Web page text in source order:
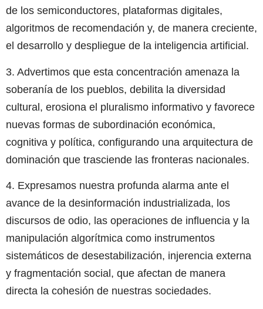
de los semiconductores, plataformas digitales,
algoritmos de recomendación y, de manera creciente,
el desarrollo y despliegue de la inteligencia artificial.
3. Advertimos que esta concentración amenaza la
soberanía de los pueblos, debilita la diversidad
cultural, erosiona el pluralismo informativo y favorece
nuevas formas de subordinación económica,
cognitiva y política, configurando una arquitectura de
dominación que trasciende las fronteras nacionales.
4. Expresamos nuestra profunda alarma ante el
avance de la desinformación industrializada, los
discursos de odio, las operaciones de influencia y la
manipulación algorítmica como instrumentos
sistemáticos de desestabilización, injerencia externa
y fragmentación social, que afectan de manera
directa la cohesión de nuestras sociedades.